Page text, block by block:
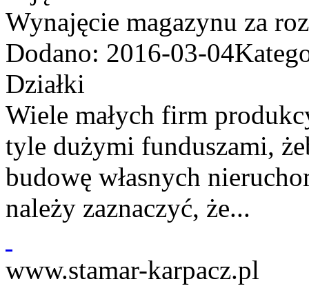
Wynajęcie magazynu za
Dodano: 2016-03-04
Działki
Wiele małych firm
tyle dużymi funduszami,
budowę własnych
należy zaznaczyć, że...
www.stamar-karpacz.pl